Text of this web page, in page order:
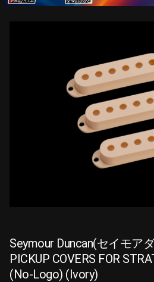
Seymour Duncan(セイモア
PICKUP COVERS FOR
(No-Logo) (Ivory)